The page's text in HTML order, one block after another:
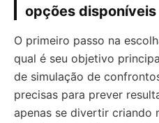
opções disponíveis
O primeiro passo na
qual é seu objetivo
de simulação de
precisas para prever
apenas se divertir criando